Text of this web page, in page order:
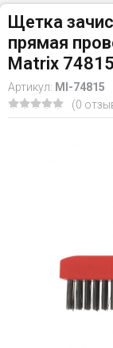
Щетка
прямая
Matrix 74815
Артикул: MI-74815
(0